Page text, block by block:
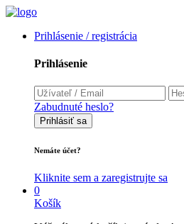
Prihlásenie / registrácia
Prihlásenie
Zabudnuté heslo?
Prihlásiť sa
Nemáte účet?
Kliknite sem a zaregistrujte sa
0
Košík